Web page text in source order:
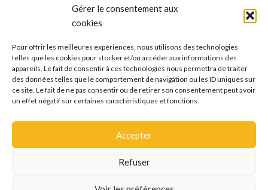
Gérer le consentement aux
cookies
Pour offrir les meilleures expériences, nous utilisons des technologies
telles que les cookies pour stocker et/ou accéder aux informations des
appareils. Le fait de consentir à ces technologies nous permettra de traiter
des données telles que le comportement de navigation ou les ID uniques sur
ce site. Le fait de ne pas consentir ou de retirer son consentement peut avoir
un effet négatif sur certaines caractéristiques et fonctions.
Accepter
Refuser
Livraison suivie
Vie privée
Recrutement